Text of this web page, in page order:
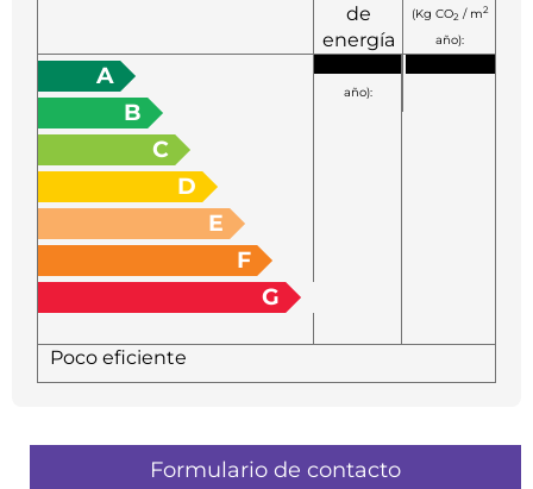
de
energía
año):
(Kg CO2 / m2
año):
A
B
C
D
E
F
G
Poco eficiente
Formulario de contacto